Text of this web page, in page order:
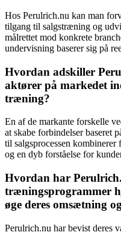
Hos Perulrich.nu kan man
tilgang til salgstræning og
målrettet mod konkrete
undervisning baserer sig på
Hvordan adskiller
aktører på markedet
træning?
En af de markante forskelle
at skabe forbindelser baseret
til salgsprocessen
og en dyb forståelse for
Hvordan har
træningsprogrammer
øge deres omsætning
Perulrich.nu har bevist deres